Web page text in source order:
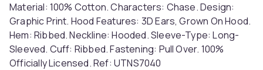
Material: 100% Cotton. Characters: Chase. Design:
Graphic Print. Hood Features: 3D Ears, Grown On Hood.
Hem: Ribbed. Neckline: Hooded. Sleeve-Type: Long-
Sleeved. Cuff: Ribbed. Fastening: Pull Over. 100%
Officially Licensed. Ref: UTNS7040